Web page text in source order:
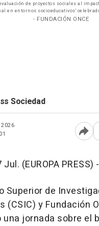
de proyectos sociales al
en entornos socioeducativos'
- FUNDACIÓN ONCE
Sociedad
Jul. (EUROPA PRESS) -
Superior de
(CSIC) y Fundación
una jornada sobre el